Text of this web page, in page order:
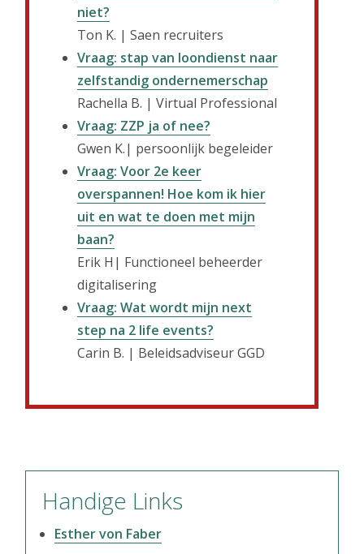
niet?
Ton K. | Saen recruiters
Vraag: stap van loondienst naar
zelfstandig ondernemerschap
Rachella B. | Virtual Professional
Vraag: ZZP ja of nee?
Gwen K.| persoonlijk begeleider
Vraag: Voor 2e keer
overspannen! Hoe kom ik hier
uit en wat te doen met mijn
baan?
Erik H| Functioneel beheerder
digitalisering
Vraag: Wat wordt mijn next
step na 2 life events?
Carin B. | Beleidsadviseur GGD
Sidebar
Handige Links
Esther von Faber